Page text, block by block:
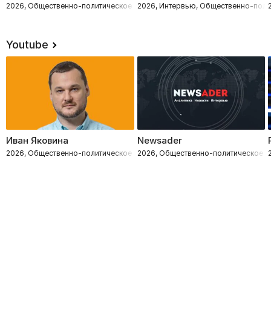
2026, Общественно-политическое 2026, Интервью, Общественно-
Youtube
Иван Яковина
2026, Общественно-политическое
Newsader
2026, Общественно-политическое